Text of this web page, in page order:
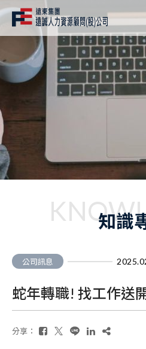
知識
公司訊息
蛇年轉職! 找工作送
分享：